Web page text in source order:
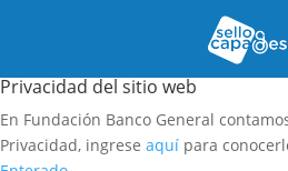
Privacidad del sitio web
En Fundación Banco General
Privacidad, ingrese aquí para